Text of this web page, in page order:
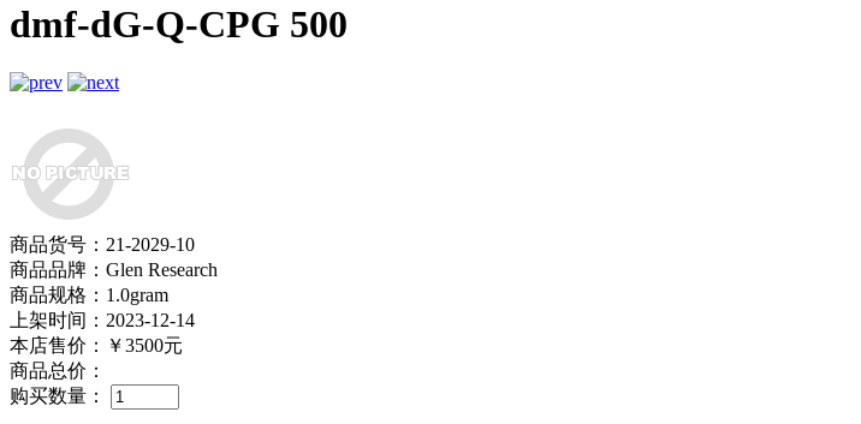
dmf-dG-Q-CPG 500
商品货号：21-2029-10
商品品牌：Glen Research
商品规格：1.0gram
上架时间：2023-12-14
本店售价：
￥3500元
商品总价：
购买数量：